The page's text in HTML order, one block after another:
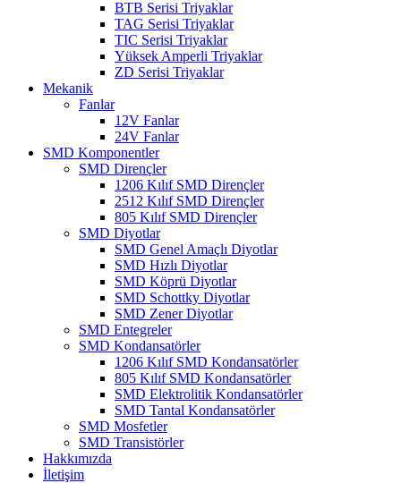
BTB Serisi Triyaklar
TAG Serisi Triyaklar
TIC Serisi Triyaklar
Yüksek Amperli Triyaklar
ZD Serisi Triyaklar
Mekanik
Fanlar
12V Fanlar
24V Fanlar
SMD Komponentler
SMD Dirençler
1206 Kılıf SMD Dirençler
2512 Kılıf SMD Dirençler
805 Kılıf SMD Dirençler
SMD Diyotlar
SMD Genel Amaçlı Diyotlar
SMD Hızlı Diyotlar
SMD Köprü Diyotlar
SMD Schottky Diyotlar
SMD Zener Diyotlar
SMD Entegreler
SMD Kondansatörler
1206 Kılıf SMD Kondansatörler
805 Kılıf SMD Kondansatörler
SMD Elektrolitik Kondansatörler
SMD Tantal Kondansatörler
SMD Mosfetler
SMD Transistörler
Hakkımızda
İletişim